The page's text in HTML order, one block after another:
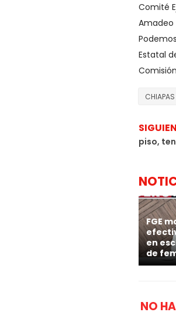
Comité
Amadeo
Estatal
CHIAPAS
piso,
FGE
en
de
NO